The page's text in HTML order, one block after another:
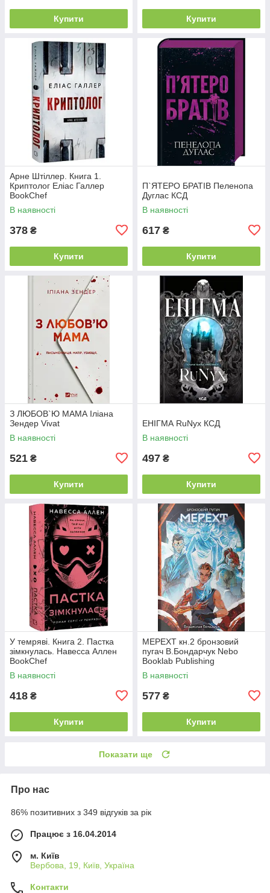
Купити Купити
Арне Штіллер. Книга 1.
Криптолог Еліас Галлер
BookChef
В наявності
378 ₴
Купити
П`ЯТЕРО БРАТІВ Пеленопа
Дуглас КСД
В наявності
617 ₴
Купити
З ЛЮБОВ`Ю МАМА Іліана
Зендер Vivat
В наявності
521 ₴
Купити
ЕНІГМА RuNyx КСД
В наявності
497 ₴
Купити
У темряві. Книга 2. Пастка
зімкнулась. Навесса Аллен
BookChef
В наявності
418 ₴
Купити
МЕРЕХТ кн.2 бронзовий
пугач В.Бондарчук Nebo
Booklab Publishing
В наявності
577 ₴
Купити
Показати ще
Про нас
86% позитивних з 349 відгуків за рік
Працює з 16.04.2014
м. Київ
Вербова, 19, Київ, Україна
Контакти